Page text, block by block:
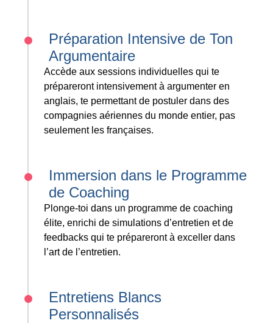
Préparation Intensive de Ton
Argumentaire
Accède aux sessions individuelles qui te
prépareront intensivement à argumenter en
anglais, te permettant de postuler dans des
compagnies aériennes du monde entier, pas
seulement les françaises.
Immersion dans le Programme
de Coaching
Plonge-toi dans un programme de coaching
élite, enrichi de simulations d’entretien et de
feedbacks qui te prépareront à exceller dans
l’art de l’entretien.
Entretiens Blancs
Personnalisés